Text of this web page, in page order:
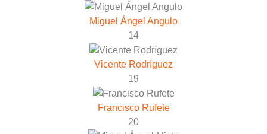
Miguel Ángel Angulo
14
Vicente Rodríguez
19
Francisco Rufete
20